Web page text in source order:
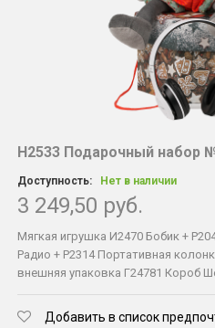
Н2533 Подарочный набор
Доступность: Нет в наличии
3 249,50 руб.
Мягкая игрушка И2470 Бобик +
Радио + Р2314 Портативная
внешняя упаковка Г24781 Короб
Добавить в список